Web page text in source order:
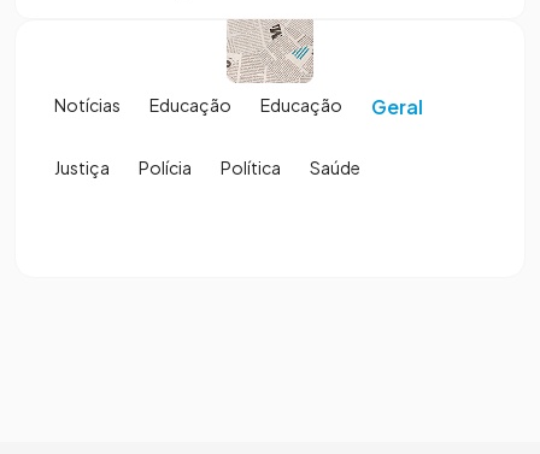
Notícias Educação Educação Geral
Justiça Polícia Política Saúde